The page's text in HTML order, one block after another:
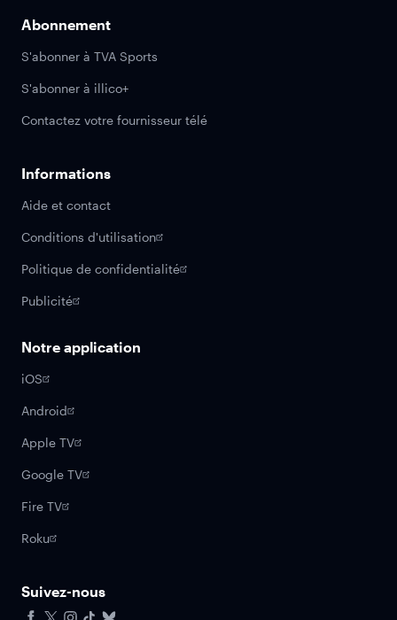
Abonnement
S'abonner à TVA Sports
S'abonner à illico+
Contactez votre fournisseur télé
Informations
Aide et contact
Conditions d'utilisation
Politique de confidentialité
Publicité
Notre application
iOS
Android
Apple TV
Google TV
Fire TV
Roku
Suivez-nous